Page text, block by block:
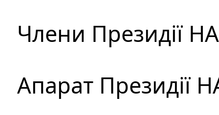
Члени Президії
Апарат Президії